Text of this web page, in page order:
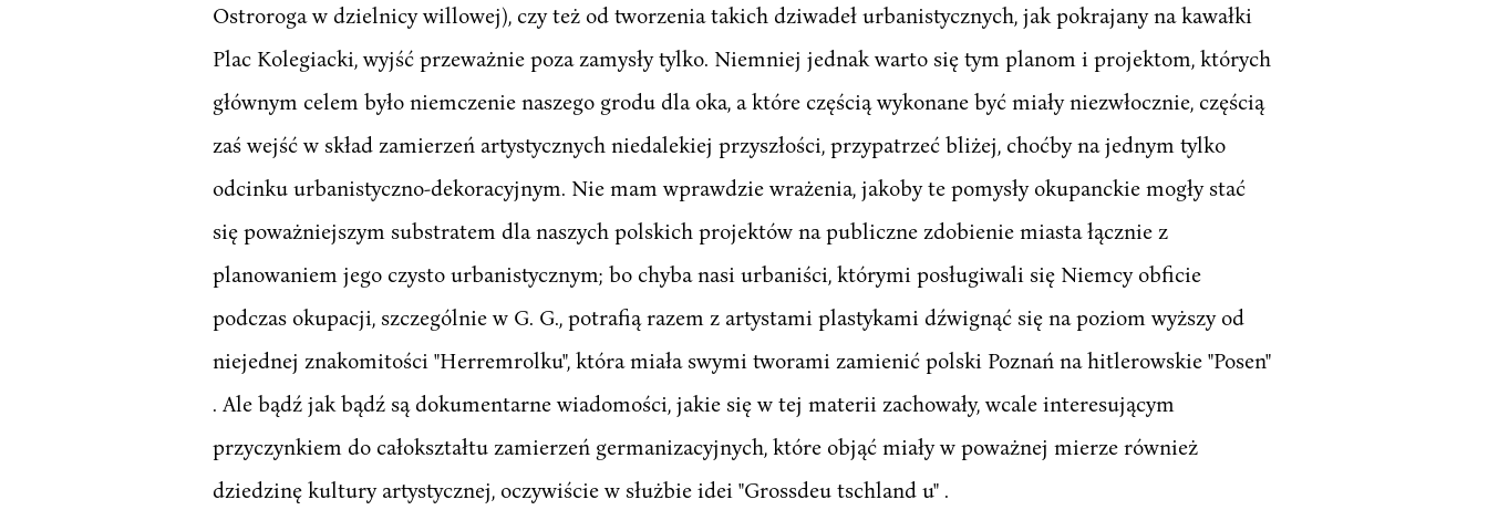
Ostroroga w dzielnicy willowej), czy też od tworzenia takich dziwadeł urbanistycznych, jak pokrajany na kawałki
Plac Kolegiacki, wyjść przeważnie poza zamysły tylko. Niemniej jednak warto się tym planom i projektom, których
głównym celem było niemczenie naszego grodu dla oka, a które częścią wykonane być miały niezwłocznie, częścią
zaś wejść w skład zamierzeń artystycznych niedalekiej przyszłości, przypatrzeć bliżej, choćby na jednym tylko
odcinku urbanistyczno-dekoracyjnym. Nie mam wprawdzie wrażenia, jakoby te pomysły okupanckie mogły stać
się poważniejszym substratem dla naszych polskich projektów na publiczne zdobienie miasta łącznie z
planowaniem jego czysto urbanistycznym; bo chyba nasi urbaniści, którymi posługiwali się Niemcy obficie
podczas okupacji, szczególnie w G. G., potrafią razem z artystami plastykami dźwignąć się na poziom wyższy od
niejednej znakomitości "Herremrolku", która miała swymi tworami zamienić polski Poznań na hitlerowskie "Posen"
. Ale bądź jak bądź są dokumentarne wiadomości, jakie się w tej materii zachowały, wcale interesującym
przyczynkiem do całokształtu zamierzeń germanizacyjnych, które objąć miały w poważnej mierze również
dziedzinę kultury artystycznej, oczywiście w służbie idei "Grossdeu tschland u" .